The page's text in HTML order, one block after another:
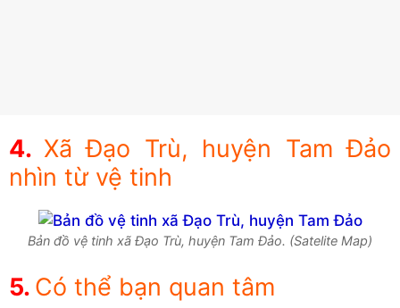
Xã Đạo Trù, huyện Tam Đảo
nhìn từ vệ tinh
Bản đồ vệ tinh xã Đạo Trù, huyện Tam Đảo. (Satelite Map)
Có thể bạn quan tâm